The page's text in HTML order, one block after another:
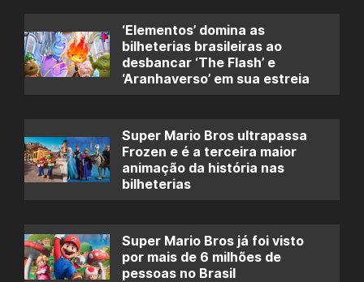
‘Elementos’ domina as
bilheterias brasileiras ao
desbancar ‘The Flash’ e
‘Aranhaverso’ em sua estreia
Super Mario Bros ultrapassa
Frozen e é a terceira maior
animação da história nas
bilheterias
Super Mario Bros já foi visto
por mais de 6 milhões de
pessoas no Brasil